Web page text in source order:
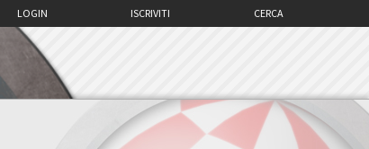
CERCA
ISCRIVITI
LOGIN